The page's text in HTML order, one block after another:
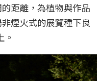
距離，為植物與作品
煙火式的展覽種下良
。